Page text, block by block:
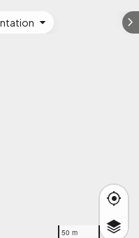
50 m